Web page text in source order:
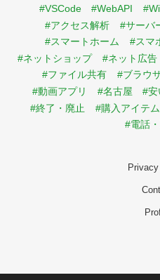
#VSCode
#WebAPI
#アクセス解析
#サーバ
#スマートホーム
#スマ
#ネットショップ
#ネット広告
#ファイル共有
#ブラウ
#動画アプリ
#名古屋 #安
#終了・廃止
#購入アイテム
#電話